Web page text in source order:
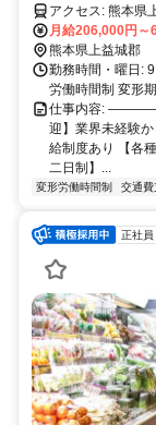
実 アクセス: 熊本県上益城郡益城町広崎保留地15街区 勤務地：配属は所
在地の都道府県
属します。 ※エリ
ます。
月給206,000円～
熊本県上益城郡
勤務時間・曜日:
労働時間制 変形
仕事内容:
迎】業界未経験
給制度あり 【各
二日制】...
変形労働時間制 交通費
正社員